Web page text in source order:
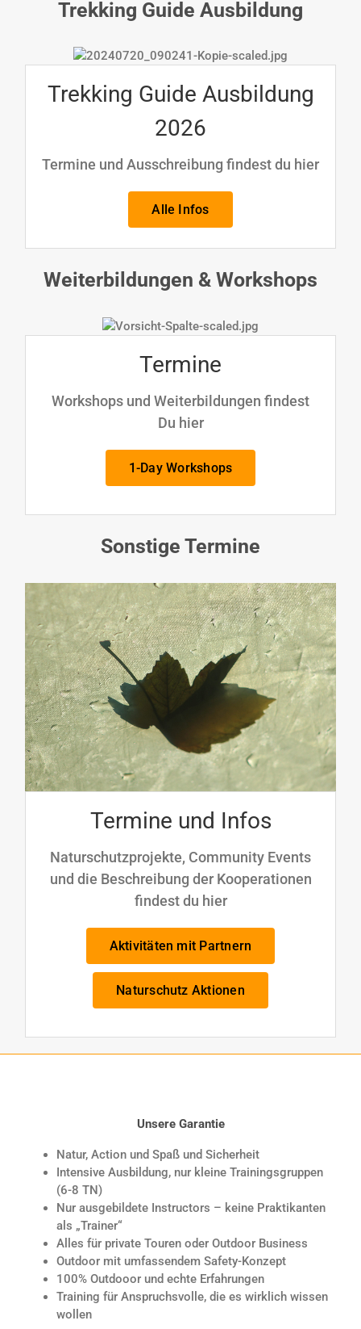
Trekking Guide Ausbildung
Trekking Guide Ausbildung
2026
Termine und Ausschreibung findest du hier
Alle Infos
Weiterbildungen & Workshops
Termine
Workshops und Weiterbildungen findest
Du hier
1-Day Workshops
Sonstige Termine
Termine und Infos
Naturschutzprojekte, Community Events
und die Beschreibung der Kooperationen
findest du hier
Aktivitäten mit Partnern
Naturschutz Aktionen
Unsere Garantie
Natur, Action und Spaß und Sicherheit
Intensive Ausbildung, nur kleine Trainingsgruppen
(6-8 TN)
Nur ausgebildete Instructors – keine Praktikanten
als „Trainer“
Alles für private Touren oder Outdoor Business
Outdoor mit umfassendem Safety-Konzept
100% Outdooor und echte Erfahrungen
Training für Anspruchsvolle, die es wirklich wissen
wollen